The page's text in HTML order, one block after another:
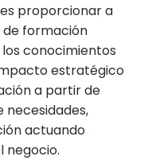
proporcionar a
de formación
conocimientos
estratégico
a partir de
actuando
negocio.